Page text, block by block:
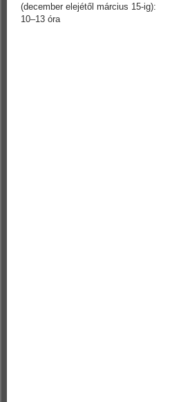
(december elejétől március 15-ig):
10–13 óra